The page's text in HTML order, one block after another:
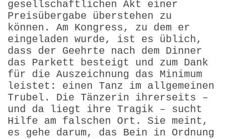
gesellschaftlichen Akt einer
Preisübergabe überstehen zu
können. Am Kongress, zu dem er
eingeladen wurde, ist es üblich,
dass der Geehrte nach dem Dinner
das Parkett besteigt und zum Dank
für die Auszeichnung das Minimum
leistet: einen Tanz im allgemeinen
Trubel. Die Tänzerin ihrerseits –
und da liegt ihre Tragik – sucht
Hilfe am falschen Ort. Sie meint,
es gehe darum, das Bein in Ordnung